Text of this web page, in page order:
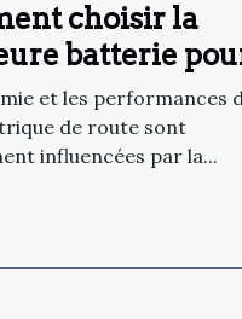
choisir la
batterie
de route
?
et les performances
de route sont
influencées par la...